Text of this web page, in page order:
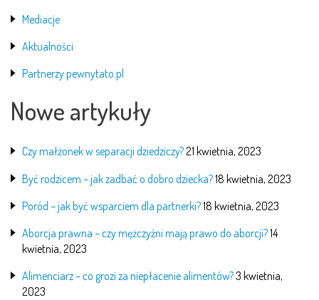
Mediacje
Aktualności
Partnerzy pewnytato.pl
Nowe artykuły
Czy małżonek w separacji dziedziczy?21 kwietnia, 2023
Być rodzicem – jak zadbać o dobro dziecka?18 kwietnia, 2023
Poród – jak być wsparciem dla partnerki?18 kwietnia, 2023
Aborcja prawna – czy mężczyźni mają prawo do aborcji?14
kwietnia, 2023
Alimenciarz – co grozi za niepłacenie alimentów?3 kwietnia,
2023